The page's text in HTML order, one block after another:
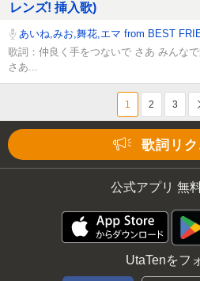
レンズ! 挿入歌)
あいね,みお,舞花,エマ from BEST
歌詞：仲良く手をつないで さあ みんな
さあ...
1 2 3
歌詞リク
公式アプリ 無
UtaTenをフ